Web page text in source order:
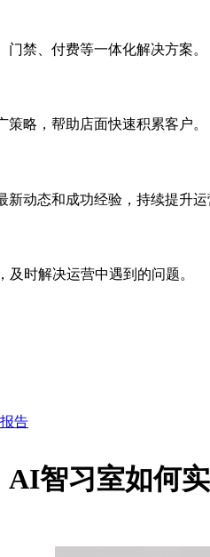
禁、付费等一体化解决方案。
略，帮助店面快速积累客户。
动态和成功经验，持续提升运
及时解决运营中遇到的问题。
告
智习室如何